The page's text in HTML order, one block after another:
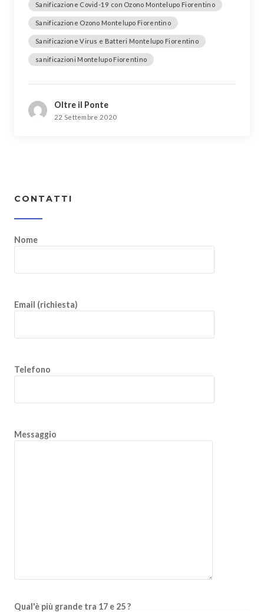
Sanificazione Covid-19 con Ozono Montelupo Fiorentino
Sanificazione Ozono Montelupo Fiorentino
Sanificazione Virus e Batteri Montelupo Fiorentino
sanificazioni Montelupo Fiorentino
Oltre il Ponte
22 Settembre 2020
CONTATTI
Nome
Email (richiesta)
Telefono
Messaggio
Qual'è più grande tra 17 e 25 ?